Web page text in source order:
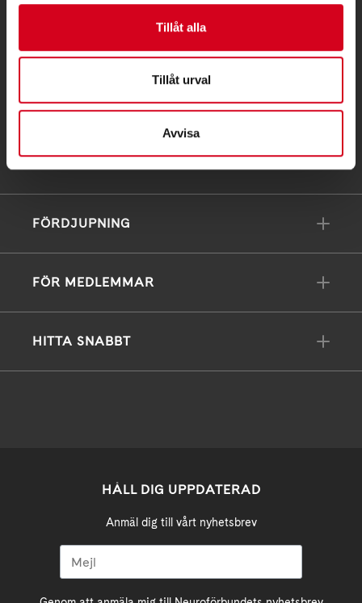
Tillåt alla
Tillåt urval
Avvisa
Box 4086
75 | Organisationsnummer 802002-3605
FÖRDJUPNING
FÖR MEDLEMMAR
HITTA SNABBT
HÅLL DIG UPPDATERAD
Anmäl dig till vårt nyhetsbrev